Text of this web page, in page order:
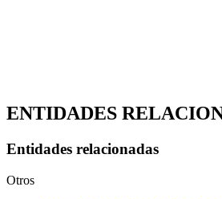
ENTIDADES
Entidades relacionadas
Otros